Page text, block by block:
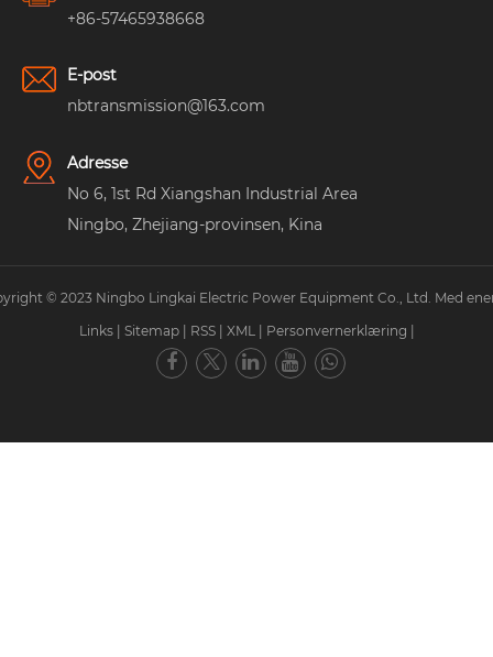
+86-57465938668
E-post
nbtransmission@163.com
Adresse
No 6, 1st Rd Xiangshan Industrial Area
Ningbo, Zhejiang-provinsen, Kina
© 2023 Ningbo Lingkai Electric Power Equipment Co., Ltd. Med
Links | Sitemap | RSS | XML | Personvernerklæring |